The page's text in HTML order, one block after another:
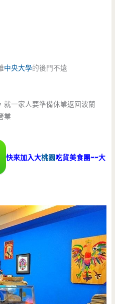
中央大學的後門不遠
就一家人要準備休業返回波蘭
業
快來加入大桃園吃貨美食團~~大